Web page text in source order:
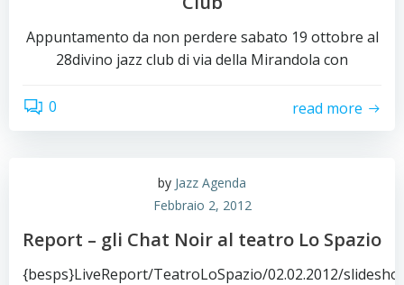
Appuntamento da non perdere sabato 19 ottobre al
28divino jazz club di via della Mirandola con
0 read more
by Jazz Agenda
Febbraio 2, 2012
Report – gli Chat Noir al teatro Lo Spazio
{besps}LiveReport/TeatroLoSpazio/02.02.2012/